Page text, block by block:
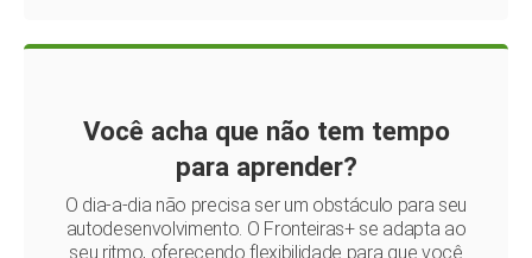
Você acha que não tem tempo
para aprender?
O dia-a-dia não precisa ser um obstáculo para seu
autodesenvolvimento. O Fronteiras+ se adapta ao
seu ritmo, oferecendo flexibilidade para que você